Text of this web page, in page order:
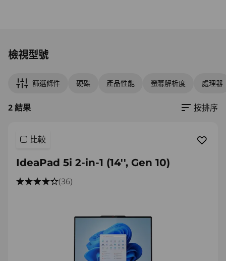
p
p
檢視型號
篩選條件 硬碟 產品性能 螢幕解析度 處理器
2 結果 按排序
比較
IdeaPad 5i 2-in-1 (14'', Gen 10)
(36)